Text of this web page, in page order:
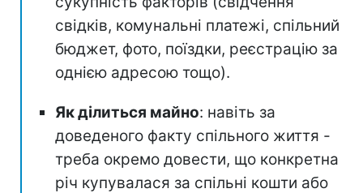
свідків, комунальні платежі, спільний
бюджет, фото, поїздки, реєстрацію за
однією адресою тощо).
Як ділиться майно: навіть за
доведеного факту спільного життя -
треба окремо довести, що конкретна
річ купувалася за спільні кошти або